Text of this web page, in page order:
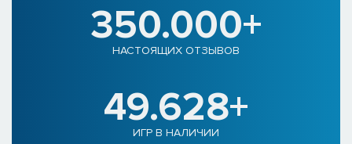
350.000+
НАСТОЯЩИХ ОТЗЫВОВ
49.628+
ИГР В НАЛИЧИИ